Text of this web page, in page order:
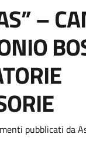
–
notizia
pubblicati da